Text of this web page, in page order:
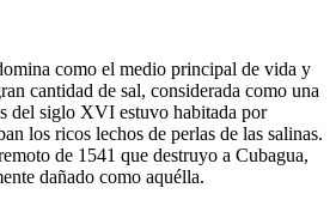
como el medio principal de vida y
cantidad de sal, considerada como una
del siglo XVI estuvo habitada por
los ricos lechos de perlas de las salinas.
de 1541 que destruyo a Cubagua,
dañado como aquélla.